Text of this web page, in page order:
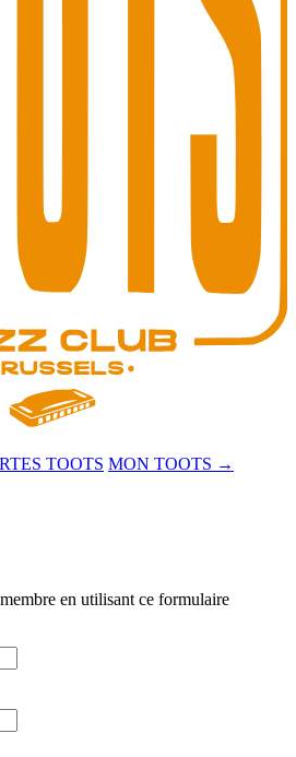
TOOTS MON TOOTS →
en utilisant ce formulaire